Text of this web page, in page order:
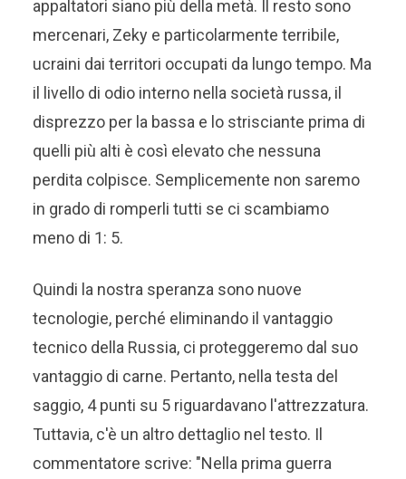
appaltatori siano più della metà. Il resto sono
mercenari, Zeky e particolarmente terribile,
ucraini dai territori occupati da lungo tempo. Ma
il livello di odio interno nella società russa, il
disprezzo per la bassa e lo strisciante prima di
quelli più alti è così elevato che nessuna
perdita colpisce. Semplicemente non saremo
in grado di romperli tutti se ci scambiamo
meno di 1: 5.
Quindi la nostra speranza sono nuove
tecnologie, perché eliminando il vantaggio
tecnico della Russia, ci proteggeremo dal suo
vantaggio di carne. Pertanto, nella testa del
saggio, 4 punti su 5 riguardavano l'attrezzatura.
Tuttavia, c'è un altro dettaglio nel testo. Il
commentatore scrive: "Nella prima guerra